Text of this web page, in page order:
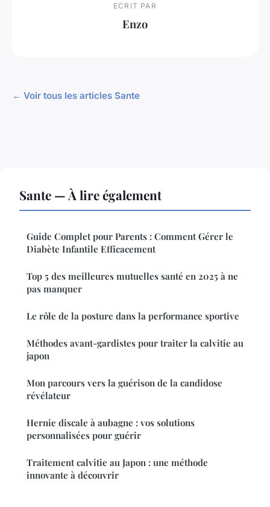
ECRIT PAR
Enzo
← Voir tous les articles Sante
Sante — À lire également
Guide Complet pour Parents : Comment Gérer le
Diabète Infantile Efficacement
Top 5 des meilleures mutuelles santé en 2025 à ne
pas manquer
Le rôle de la posture dans la performance sportive
Méthodes avant-gardistes pour traiter la calvitie au
japon
Mon parcours vers la guérison de la candidose
révélateur
Hernie discale à aubagne : vos solutions
personnalisées pour guérir
Traitement calvitie au Japon : une méthode
innovante à découvrir